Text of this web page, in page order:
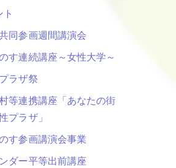
ト
同参画週間講演会
す連続講座～女性大学～
ラザ祭
等連携講座「あなたの街
プラザ」
す参画講演会事業
ダー平等出前講座